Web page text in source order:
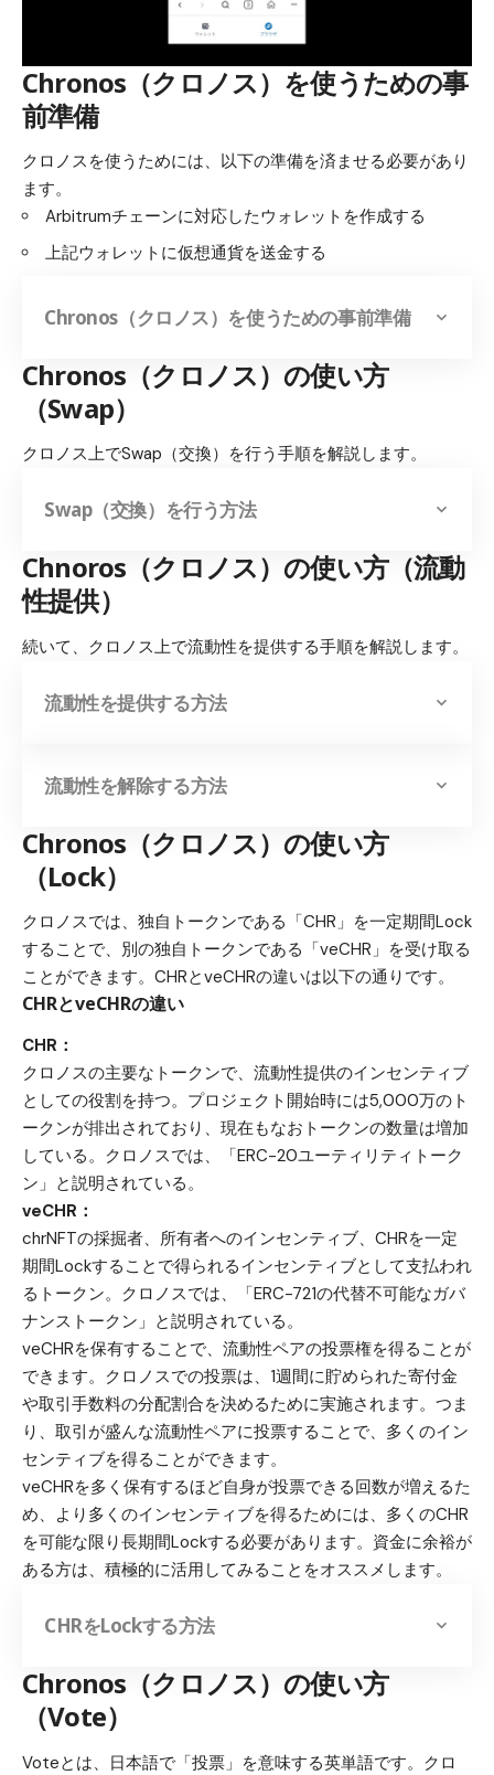
Chronos（クロノス）を使うための事
前準備
クロノスを使うためには、以下の準備を済ませる必要があり
ます。
Arbitrumチェーンに対応したウォレットを作成する
上記ウォレットに仮想通貨を送金する
Chronos（クロノス）を使うための事前準備
Chronos（クロノス）の使い方
（Swap）
クロノス上でSwap（交換）を行う手順を解説します。
Swap（交換）を行う方法
Chnoros（クロノス）の使い方（流動
性提供）
続いて、クロノス上で流動性を提供する手順を解説します。
流動性を提供する方法
流動性を解除する方法
Chronos（クロノス）の使い方
（Lock）
クロノスでは、独自トークンである「CHR」を一定期間Lock
することで、別の独自トークンである「veCHR」を受け取る
ことができます。CHRとveCHRの違いは以下の通りです。
CHRとveCHRの違い
CHR：
クロノスの主要なトークンで、流動性提供のインセンティブ
としての役割を持つ。プロジェクト開始時には5,000万のト
ークンが排出されており、現在もなおトークンの数量は増加
している。クロノスでは、「ERC-20ユーティリティトーク
ン」と説明されている。
veCHR：
chrNFTの採掘者、所有者へのインセンティブ、CHRを一定
期間Lockすることで得られるインセンティブとして支払われ
るトークン。クロノスでは、「ERC-721の代替不可能なガバ
ナンストークン」と説明されている。
veCHRを保有することで、流動性ペアの投票権を得ることが
できます。クロノスでの投票は、1週間に貯められた寄付金
や取引手数料の分配割合を決めるために実施されます。つま
り、取引が盛んな流動性ペアに投票することで、多くのイン
センティブを得ることができます。
veCHRを多く保有するほど自身が投票できる回数が増えるた
め、より多くのインセンティブを得るためには、多くのCHR
を可能な限り長期間Lockする必要があります。資金に余裕が
ある方は、積極的に活用してみることをオススメします。
CHRをLockする方法
Chronos（クロノス）の使い方
（Vote）
Voteとは、日本語で「投票」を意味する英単語です。クロ